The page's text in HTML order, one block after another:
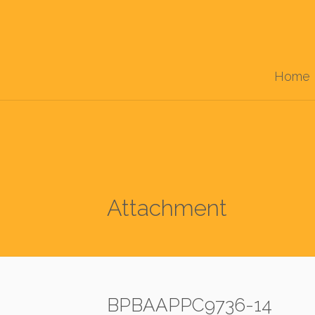
Home
Attachment
BPBAAPPC9736-14